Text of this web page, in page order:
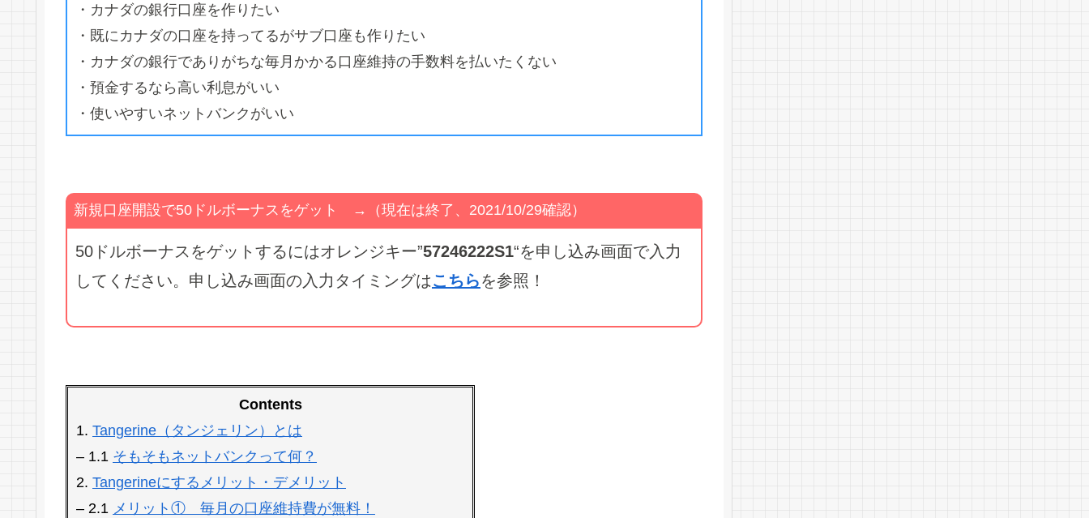
・カナダの銀行口座を作りたい
・既にカナダの口座を持ってるがサブ口座も作りたい
・カナダの銀行でありがちな毎月かかる口座維持の手数料を払いたくない
・預金するなら高い利息がいい
・使いやすいネットバンクがいい
新規口座開設で50ドルボーナスをゲット →（現在は終了、2021/10/29確認）
50ドルボーナスをゲットするにはオレンジキー”57246222S1“を申し込み画面で入力
してください。申し込み画面の入力タイミングはこちらを参照！
Contents
1. Tangerine（タンジェリン）とは
– 1.1 そもそもネットバンクって何？
2. Tangerineにするメリット・デメリット
– 2.1 メリット① 毎月の口座維持費が無料！